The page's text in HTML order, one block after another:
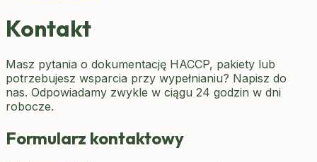
Kontakt
Masz pytania o dokumentację HACCP, pakiety lub
potrzebujesz wsparcia przy wypełnianiu? Napisz do
nas. Odpowiadamy zwykle w ciągu 24 godzin w dni
robocze.
Formularz kontaktowy